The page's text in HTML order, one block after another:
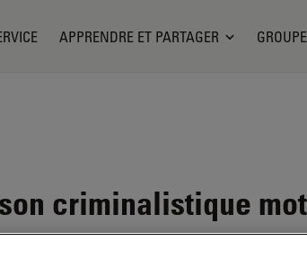
APPRENDRE ET PARTAGER GROUPE
criminalistique